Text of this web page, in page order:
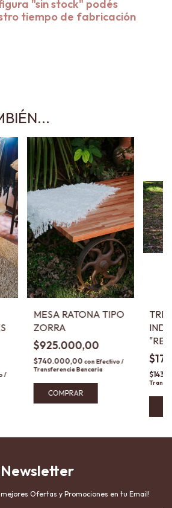
"sin stock" podés
tiempo de fabricación
/
MESA RATONA TIPO
ZORRA
$925.000,00
$740.000,00 con Efectivo /
Transferencia Bancaria
Newsletter
Ofertas y Promociones en tu Email!